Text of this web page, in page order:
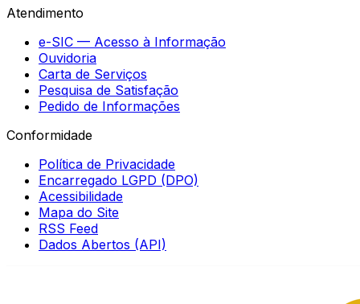
Atendimento
e-SIC — Acesso à Informação
Ouvidoria
Carta de Serviços
Pesquisa de Satisfação
Pedido de Informações
Conformidade
Política de Privacidade
Encarregado LGPD (DPO)
Acessibilidade
Mapa do Site
RSS Feed
Dados Abertos (API)